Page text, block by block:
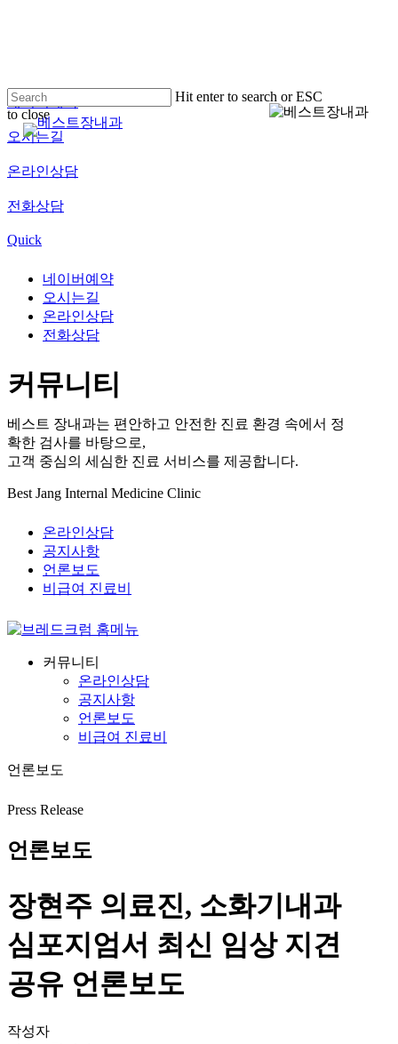
Hit enter to search or ESC
to close
Close
Search
Menu
네이버예약
오시는길
온라인상담
전화상담
Quick
네이버예약
오시는길
온라인상담
전화상담
커뮤니티
베스트 장내과는 편안하고 안전한 진료 환경 속에서 정
확한 검사를 바탕으로,
고객 중심의 세심한 진료 서비스를 제공합니다.
Best Jang Internal Medicine Clinic
온라인상담
공지사항
언론보도
비급여 진료비
커뮤니티
온라인상담
공지사항
언론보도
비급여 진료비
언론보도
Press Release
언론보도
장현주 의료진, 소화기내과
심포지엄서 최신 임상 지견
공유 언론보도
작성자